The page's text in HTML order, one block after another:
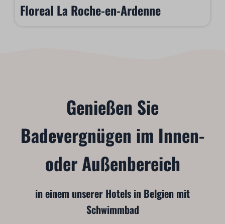
Floreal La Roche-en-Ardenne
Genießen Sie
Badevergnügen im Innen-
oder Außenbereich
in einem unserer Hotels in Belgien mit
Schwimmbad